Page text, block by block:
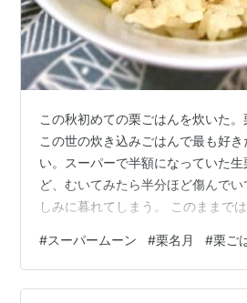
この秋初めての栗ごはんを炊いた。
この世の炊き込みごはんで最も好
い。スーパーで半額になっていた
ど、むいてみたら半分ほど傷んで
しみに暮れてしまう。 このままで
豪華な見た目になった。炊きあがっ
だが、むき栗は砂糖で調味されて
さ。甘露煮はそれとしては好きだ
#スーパームーン #栗名月 #栗ご